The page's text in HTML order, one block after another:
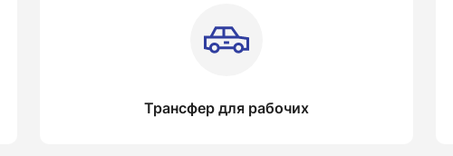
Трансфер для рабочих